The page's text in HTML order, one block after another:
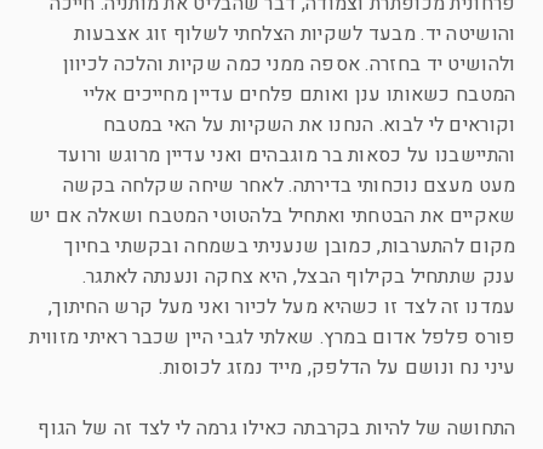
והושיטה יד. מבעד לשקיות הצלחתי לשלוף זוג אצבעות
ולהושיט יד בחזרה. אספה ממני כמה שקיות והלכה לכיוון
המטבח כשאותו ענן ואותם פלחים עדיין מחייכים אליי
וקוראים לי לבוא. הנחנו את השקיות על האי במטבח
והתיישבנו על כסאות בר מוגבהים ואני עדיין מרוגש ורועד
מעט מעצם נוכחותי בדירתה. לאחר שיחה שקלחה בקשה
שאקיים את הבטחתי ואתחיל בלהטוטי המטבח ושאלה אם יש
מקום להתערבות, כמובן שנעניתי בשמחה ובקשתי בחיוך
ענק שתתחיל בקילוף הבצל, היא צחקה ונענתה לאתגר.
עמדנו זה לצד זו כשהיא מעל לכיור ואני מעל קרש החיתוך,
פורס פלפל אדום במרץ. שאלתי לגבי היין שכבר ראיתי מזווית
עיני נח ונושם על הדלפק, מייד נמזג לכוסות.
התחושה של להיות בקרבתה כאילו גרמה לי לצד זה של הגוף